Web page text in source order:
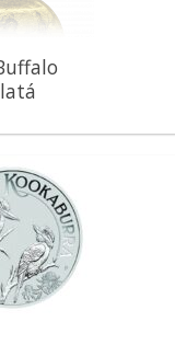
Pridať k
obľúbeným